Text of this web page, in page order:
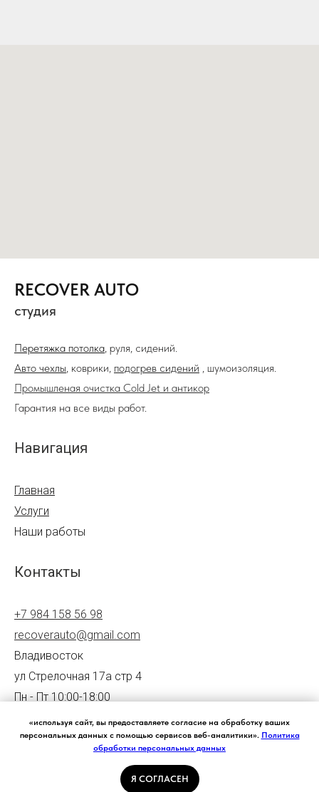
«используя сайт, вы предоставляете согласие на обработку ваших
персональных данных с помощью сервисов веб-аналитики». Политика
обработки персональных данных
Я СОГЛАСЕН
RECOVER AUTO
студия
Перетяжка потолка, руля, сидений.
Авто чехлы, коврики, подогрев сидений , шумоизоляция.
Промышленая очистка Cold Jet и антикор
Гарантия на все виды работ.
Навигация
Главная
Услуги
Наши работы
Контакты
+7 984 158 56 98
recoverauto@gmail.com
Владивосток
ул Стрелочная 17а стр 4
Пн - Пт 10:00-18:00
Политика конфиденциальности